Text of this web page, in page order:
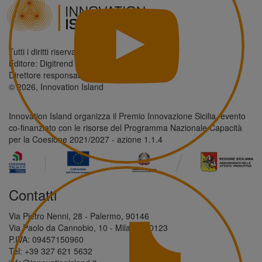
Tutti i diritti riservati.
Editore: Digitrend S.r.l.
Direttore responsabile: Antonio Giordano
© 2026, Innovation Island
Innovation Island organizza il Premio Innovazione Sicilia, evento
co-finanziato con le risorse del Programma Nazionale Capacità
per la Coesione 2021/2027 - azione 1.1.4
Contatti
Via Pietro Nenni, 28 - Palermo, 90146
Via Paolo da Cannobio, 10 - Milano, 20123
P.IVA: 09457150960
Tel: +39 327 621 5632